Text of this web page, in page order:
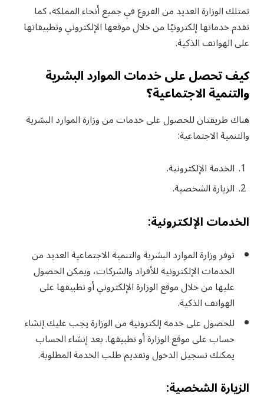
تمتلك الوزارة العديد من الفروع في جميع أنحاء المملكة، كما
تقدم خدماتها إلكترونيًا من خلال موقعها الإلكتروني وتطبيقاتها
على الهواتف الذكية.
كيف تحصل على خدمات الموارد البشرية
والتنمية الاجتماعية؟
هناك طريقتان للحصول على خدمات من وزارة الموارد البشرية
والتنمية الاجتماعية:
الخدمة الإلكترونية.
الزيارة الشخصية.
الخدمات الإلكترونية:
توفر وزارة الموارد البشرية والتنمية الاجتماعية العديد من
الخدمات الإلكترونية للأفراد والشركات، ويمكن الحصول
عليها من خلال موقع الوزارة الإلكتروني أو تطبيقها على
الهواتف الذكية.
للحصول على خدمة إلكترونية من الوزارة يجب عليك إنشاء
حساب على موقع الوزارة أو تطبيقها. بعد إنشاء الحساب
يمكنك تسجيل الدخول وتقديم طلب الخدمة المطلوبة.
الزيارة الشخصية: